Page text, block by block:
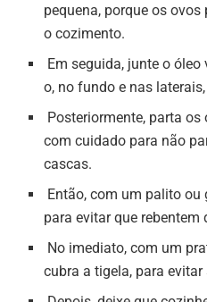
pequena, porque os
o cozimento.
Em seguida, junte o
o, no fundo e nas
Posteriormente, parta
com cuidado para não
cascas.
Então, com um palito ou
para evitar que rebentem
No imediato, com um
cubra a tigela, para evitar